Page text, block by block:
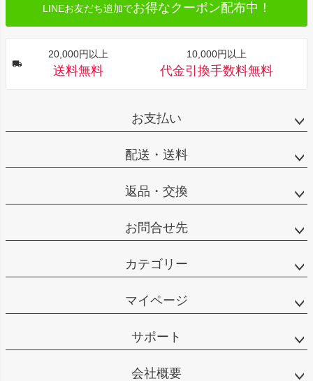
LINEお友だち追加でお得なクーポン配布中！
20,000円以上
送料無料
10,000円以上
代金引換手数料無料
お支払い
配送・送料
返品・交換
お問合せ先
カテゴリー
マイページ
サポート
会社概要